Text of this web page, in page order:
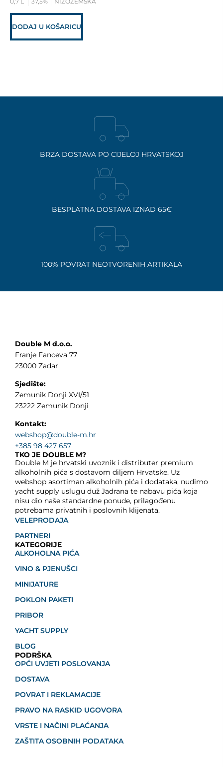
DODAJ U KOŠARICU
BRZA DOSTAVA PO CIJELOJ HRVATSKOJ
BESPLATNA DOSTAVA IZNAD 65€
100% POVRAT NEOTVORENIH ARTIKALA
Double M d.o.o.
Franje Fanceva 77
23000 Zadar
Sjedište:
Zemunik Donji XVI/51
23222 Zemunik Donji
Kontakt:
webshop@double-m.hr
+385 98 427 657
TKO JE DOUBLE M?
Double M je hrvatski uvoznik i distributer premium
alkoholnih pića s dostavom diljem Hrvatske. Uz
webshop asortiman alkoholnih pića i dodataka, nudimo
yacht supply uslugu duž Jadrana te nabavu pića koja
nisu dio naše standardne ponude, prilagođenu
potrebama privatnih i poslovnih klijenata.
VELEPRODAJA
PARTNERI
KATEGORIJE
ALKOHOLNA PIĆA
VINO & PJENUŠCI
MINIJATURE
POKLON PAKETI
PRIBOR
YACHT SUPPLY
BLOG
PODRŠKA
OPĆI UVJETI POSLOVANJA
DOSTAVA
POVRAT I REKLAMACIJE
PRAVO NA RASKID UGOVORA
VRSTE I NAČINI PLAĆANJA
ZAŠTITA OSOBNIH PODATAKA